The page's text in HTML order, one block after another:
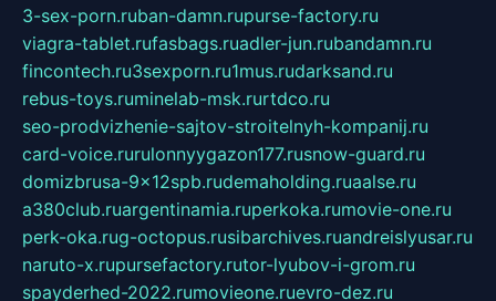
3-sex-porn.ruban-damn.rupurse-factory.ru
viagra-tablet.rufasbags.ruadler-jun.rubandamn.ru
fincontech.ru3sexporn.ru1mus.rudarksand.ru
rebus-toys.ruminelab-msk.rurtdco.ru
seo-prodvizhenie-sajtov-stroitelnyh-kompanij.ru
card-voice.rurulonnyygazon177.rusnow-guard.ru
domizbrusa-9x12spb.rudemaholding.ruaalse.ru
a380club.ruargentinamia.ruperkoka.rumovie-one.ru
perk-oka.rug-octopus.rusibarchives.ruandreislyusar.ru
naruto-x.rupursefactory.rutor-lyubov-i-grom.ru
spayderhed-2022.rumovieone.ruevro-dez.ru